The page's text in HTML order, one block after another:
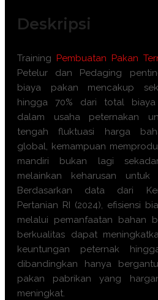
Deskripsi
Training
Pembuatan Pakan
Petelur dan Pedaging
biaya pakan mencakup
hingga 70% dari total biaya
dalam usaha peternakan
tengah fluktuasi harga
global, kemampuan
mandiri bukan lagi
melainkan keharusan untuk
Berdasarkan data dari
Pertanian RI (2024), efisiensi
melalui pemanfaatan bahan
berkualitas dapat
keuntungan peternak
dibandingkan hanya
pakan pabrikan yang
meningkat.